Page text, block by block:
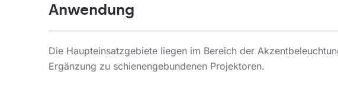
Anwendung
Die Haupteinsatzgebiete liegen im Bereich der
Ergänzung zu schienengebundenen Projektoren.